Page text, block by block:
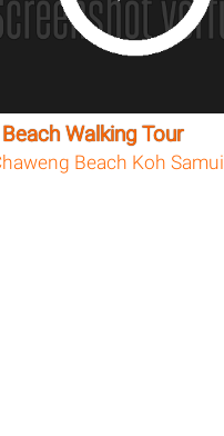
Walking Tour
Beach Koh Samui